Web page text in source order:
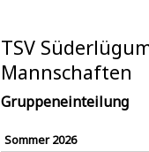
TSV
Mannschaften
Gruppeneinteilung
Sommer 2026